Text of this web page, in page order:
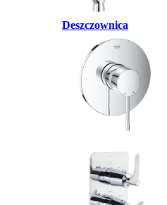
Deszczownica